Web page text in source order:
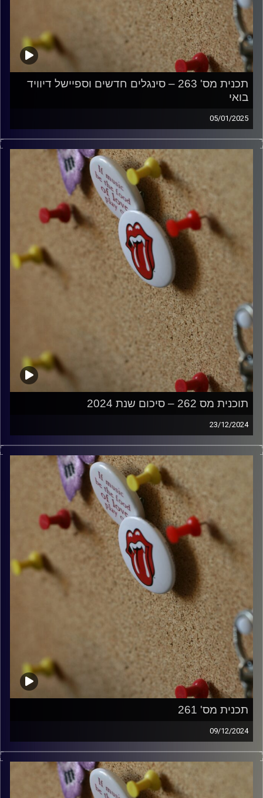
תכנית מס' 263 – סינגלים חדשים וספיישל דיוויד
בואי
05/01/2025
קלאסיקות רוק עם אורן הוף
włodi
תוכנית מס 262 – סיכום שנת 2024
23/12/2024
קלאסיקות רוק עם אורן הוף
włodi
תכנית מס' 261
09/12/2024
קלאסיקות רוק עם אורן הוף
włodi